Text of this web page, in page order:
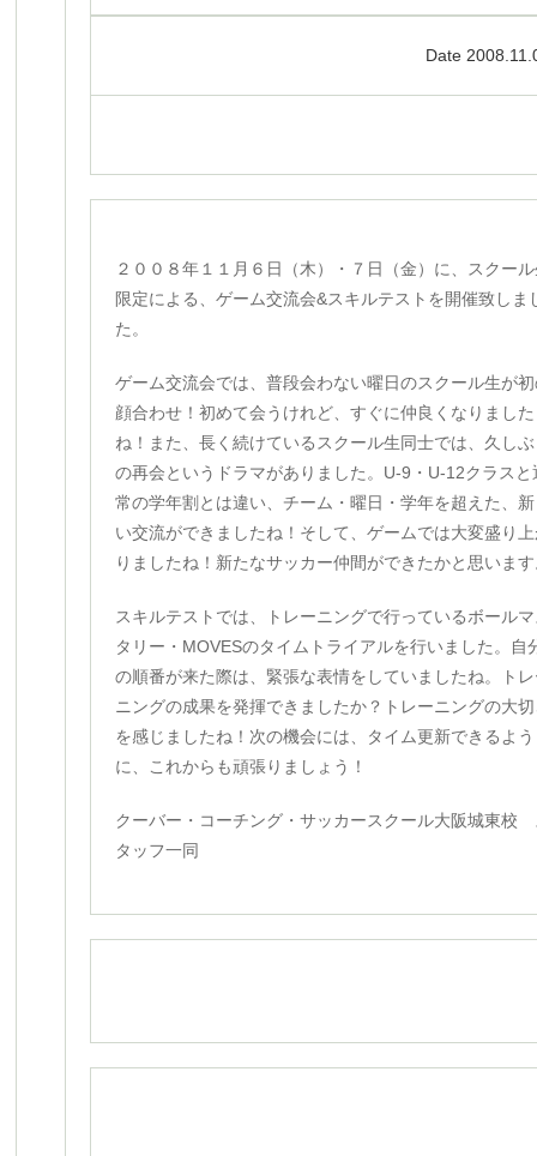
Date
２００８年１１月６日（木）・７日（金）に、スクー
限定による、ゲーム交流会&スキルテストを開催致しま
た。
ゲーム交流会では、普段会わない曜日のスクール生が
顔合わせ！初めて会うけれど、すぐに仲良くなりました
ね！また、長く続けているスクール生同士では、久し
の再会というドラマがありました。U-9・U-12クラスと
常の学年割とは違い、チーム・曜日・学年を超えた、
い交流ができましたね！そして、ゲームでは大変盛り
りましたね！新たなサッカー仲間ができたかと思いま
スキルテストでは、トレーニングで行っているボール
タリー・MOVESのタイムトライアルを行いました。自
の順番が来た際は、緊張な表情をしていましたね。ト
ニングの成果を発揮できましたか？トレーニングの大
を感じましたね！次の機会には、タイム更新できるよう
に、これからも頑張りましょう！
クーバー・コーチング・サッカースクール大阪城東校
タッフ一同